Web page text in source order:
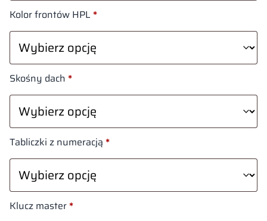
Kolor frontów HPL *
Skośny dach *
Tabliczki z numeracją *
Klucz master *